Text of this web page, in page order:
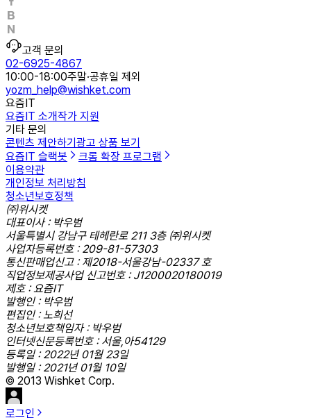
고객 문의
02-6925-4867
10:00-18:00주말·공휴일 제외
yozm_help@wishket.com
요즘IT
요즘IT 소개작가 지원
기타 문의
콘텐츠 제안하기 광고 상품 보기
요즘IT 슬랙봇
크롬 확장 프로그램
이용약관
개인정보 처리방침
청소년보호정책
㈜위시켓
대표이사 : 박우범
서울특별시 강남구 테헤란로 211 3층 ㈜위시켓
사업자등록번호 : 209-81-57303
통신판매업신고 : 제2018-서울강남-02337 호
직업정보제공사업 신고번호 : J1200020180019
제호 : 요즘IT
발행인 : 박우범
편집인 : 노희선
청소년보호책임자 : 박우범
인터넷신문등록번호 : 서울,아54129
등록일 : 2022년 01월 23일
발행일 : 2021년 01월 10일
© 2013 Wishket Corp.
로그인